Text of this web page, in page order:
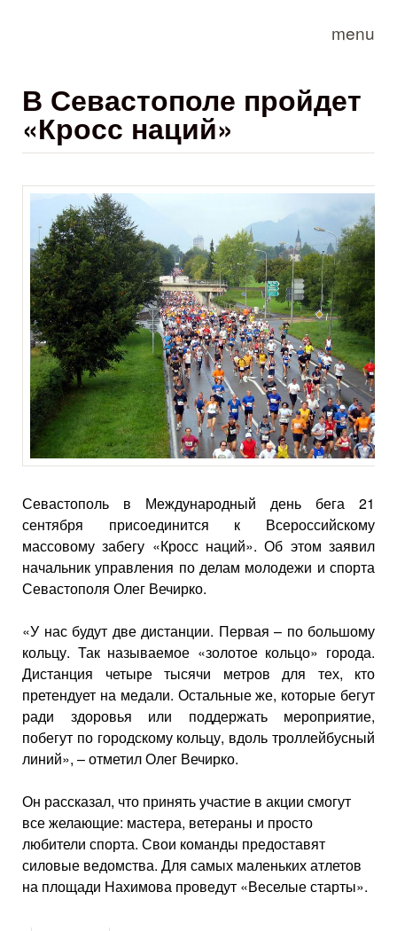
menu
В Севастополе пройдет
«Кросс наций»
Севастополь в Международный день бега 21
сентября присоединится к Всероссийскому
массовому забегу «Кросс наций». Об этом заявил
начальник управления по делам молодежи и спорта
Севастополя Олег Вечирко.
«У нас будут две дистанции. Первая – по большому
кольцу. Так называемое «золотое кольцо» города.
Дистанция четыре тысячи метров для тех, кто
претендует на медали. Остальные же, которые бегут
ради здоровья или поддержать мероприятие,
побегут по городскому кольцу, вдоль троллейбусный
линий», – отметил Олег Вечирко.
Он рассказал, что принять участие в акции смогут
все желающие: мастера, ветераны и просто
любители спорта. Свои команды предоставят
силовые ведомства. Для самых маленьких атлетов
на площади Нахимова проведут «Веселые старты».